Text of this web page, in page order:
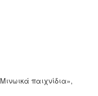
Μινωικά παιχνίδια»,